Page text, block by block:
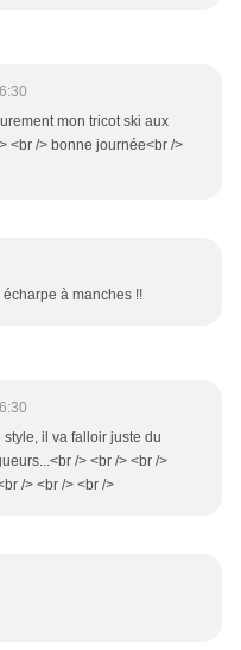
mon tricot ski aux
<br /> bonne journée<br />
à manches !!
il va falloir juste du
/> <br /> <br />
/> <br /> <br />